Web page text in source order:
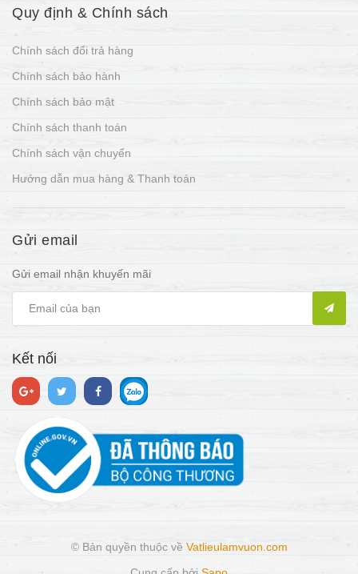
Quy định & Chính sách
Chính sách đổi trả hàng
Chính sách bảo hành
Chính sách bảo mật
Chính sách thanh toán
Chính sách vận chuyển
Hướng dẫn mua hàng & Thanh toán
Gửi email
Gửi email nhận khuyến mãi
Kết nối
© Bản quyền thuộc về Vatlieulamvuon.com